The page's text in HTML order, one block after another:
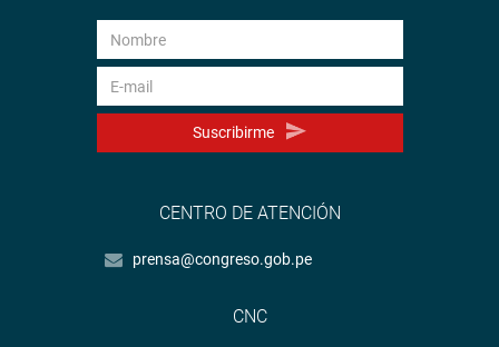
Suscribirme
CENTRO DE ATENCIÓN
prensa@congreso.gob.pe
CNC